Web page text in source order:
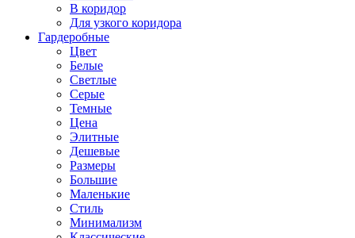
В коридор
Для узкого коридора
Гардеробные
Цвет
Белые
Светлые
Серые
Темные
Цена
Элитные
Дешевые
Размеры
Большие
Маленькие
Стиль
Минимализм